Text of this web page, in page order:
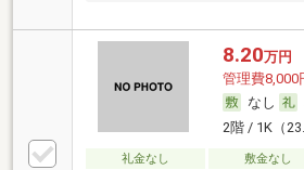
8.20万円
管理費8,000
なし
2階 / 1K（
礼金なし 敷金なし